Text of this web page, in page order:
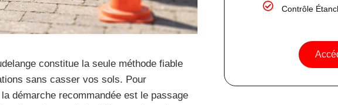
constitue la seule méthode fiable
sans casser vos sols. Pour
démarche recommandée est le passage
Contrôle